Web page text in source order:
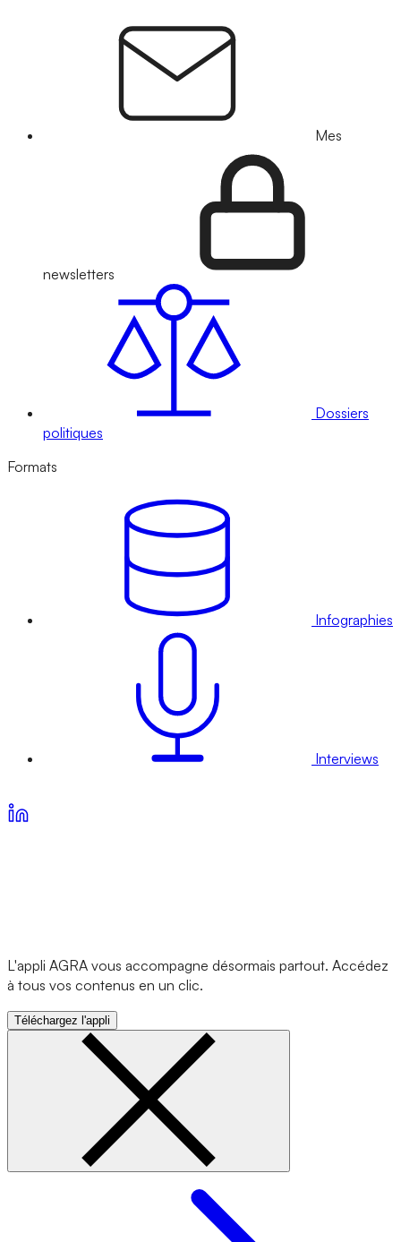
Mes
newsletters
Dossiers
politiques
Formats
Infographies
Interviews
L'appli AGRA vous accompagne désormais partout. Accédez
à tous vos contenus en un clic.
Téléchargez l'appli